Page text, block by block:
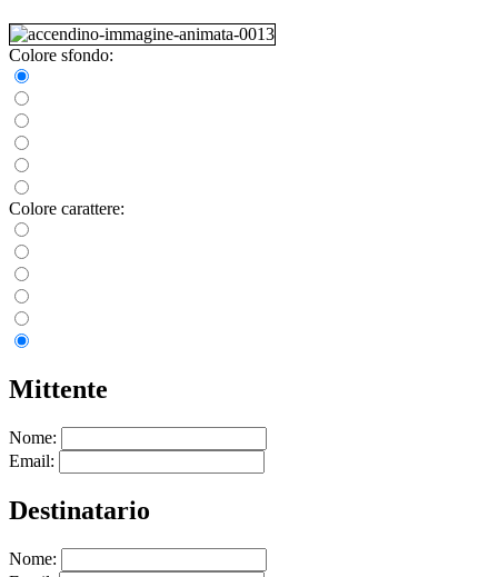
Colore sfondo:
Colore carattere:
Mittente
Nome:
Email:
Destinatario
Nome: